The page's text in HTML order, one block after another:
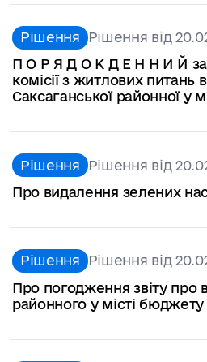
Рішення Рішення від
П О Р Я Д О К Д Е Н Н И Й
комісії з житлових питань
Саксаганської районної у
Рішення Рішення від
Про видалення зелених
Рішення Рішення від
Про погодження звіту про
районного у місті бюджету